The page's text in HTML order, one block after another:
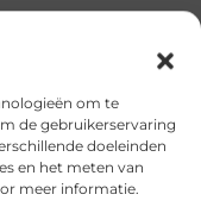
om te
de gebruikerservaring
doeleinden
en het meten van
meer informatie.
Particuliere
Rechten
Relatie
Sport
Startpaginas
Telefonie